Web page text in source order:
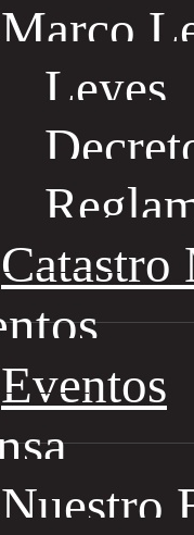
Marco
Leyes
Catastro
Eventos
Nuestro